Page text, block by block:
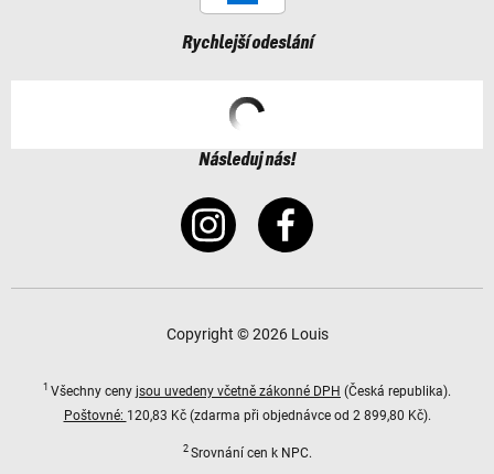
Rychlejší odeslání
Následuj nás!
Copyright © 2026 Louis
1 Všechny ceny jsou uvedeny včetně zákonné DPH (Česká republika).
Poštovné: 120,83 Kč (zdarma při objednávce od 2 899,80 Kč).
2 Srovnání cen k NPC.